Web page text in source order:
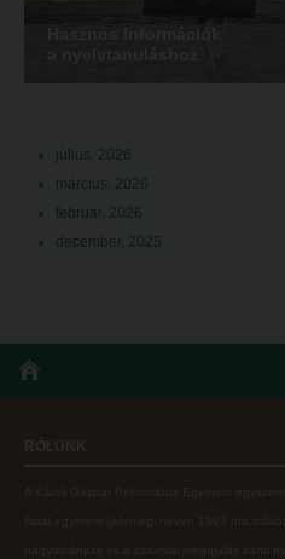
július, 2026
március, 2026
február, 2026
december, 2025
RÓLUNK
A Károli Gáspár Református Egyetem
fiatal egyetem (jelenlegi nevén 1993 óta
hagyományait és a szakmai megújulás iránti